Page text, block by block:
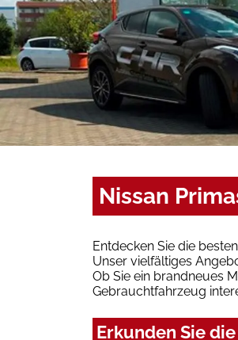
Nissan
Entdecken Sie die
Unser vielfältiges
Ob Sie ein brandneues
Gebrauchtfahrzeug
Erkunden Sie